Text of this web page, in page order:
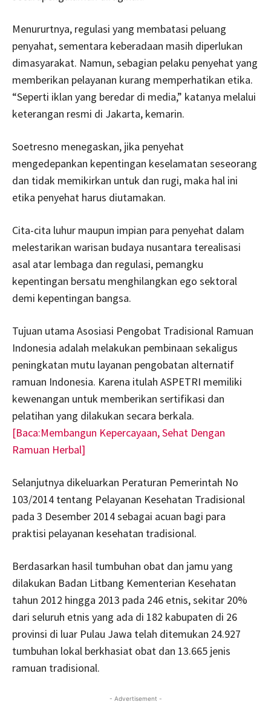
Menururtnya, regulasi yang membatasi peluang
penyahat, sementara keberadaan masih diperlukan
dimasyarakat. Namun, sebagian pelaku penyehat yang
memberikan pelayanan kurang memperhatikan etika.
“Seperti iklan yang beredar di media,” katanya melalui
keterangan resmi di Jakarta, kemarin.
Soetresno menegaskan, jika penyehat
mengedepankan kepentingan keselamatan seseorang
dan tidak memikirkan untuk dan rugi, maka hal ini
etika penyehat harus diutamakan.
Cita-cita luhur maupun impian para penyehat dalam
melestarikan warisan budaya nusantara terealisasi
asal atar lembaga dan regulasi, pemangku
kepentingan bersatu menghilangkan ego sektoral
demi kepentingan bangsa.
Tujuan utama Asosiasi Pengobat Tradisional Ramuan
Indonesia adalah melakukan pembinaan sekaligus
peningkatan mutu layanan pengobatan alternatif
ramuan Indonesia. Karena itulah ASPETRI memiliki
kewenangan untuk memberikan sertifikasi dan
pelatihan yang dilakukan secara berkala.
[Baca:Membangun Kepercayaan, Sehat Dengan
Ramuan Herbal]
Selanjutnya dikeluarkan Peraturan Pemerintah No
103/2014 tentang Pelayanan Kesehatan Tradisional
pada 3 Desember 2014 sebagai acuan bagi para
praktisi pelayanan kesehatan tradisional.
Berdasarkan hasil tumbuhan obat dan jamu yang
dilakukan Badan Litbang Kementerian Kesehatan
tahun 2012 hingga 2013 pada 246 etnis, sekitar 20%
dari seluruh etnis yang ada di 182 kabupaten di 26
provinsi di luar Pulau Jawa telah ditemukan 24.927
tumbuhan lokal berkhasiat obat dan 13.665 jenis
ramuan tradisional.
- Advertisement -